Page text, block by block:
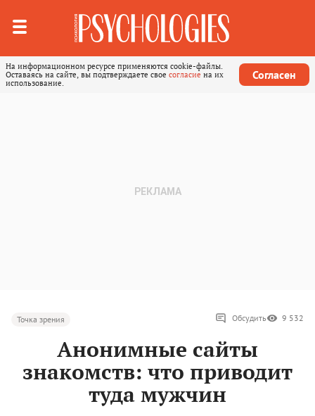
На информационном ресурсе применяются cookie-файлы.
Оставаясь на сайте, вы подтверждаете свое согласие на их
использование.
Согласен
Точка зрения Обсудить 9 532
Анонимные сайты
знакомств: что приводит
туда мужчин